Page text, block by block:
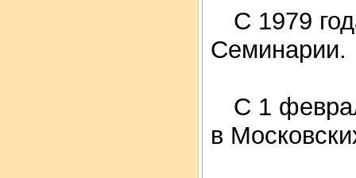
С 1979
Семинарии.
С 1
в